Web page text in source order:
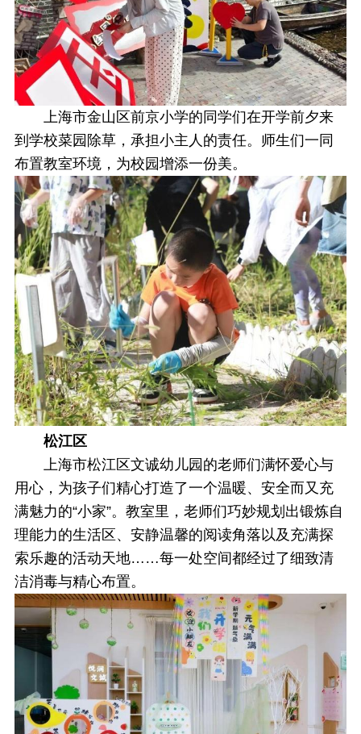
上海市金山区前京小学的同学们在开学前夕来
到学校菜园除草，承担小主人的责任。师生们一同
布置教室环境，为校园增添一份美。
松江区
上海市松江区文诚幼儿园的老师们满怀爱心与
用心，为孩子们精心打造了一个温暖、安全而又充
满魅力的“小家”。教室里，老师们巧妙规划出锻炼自
理能力的生活区、安静温馨的阅读角落以及充满探
索乐趣的活动天地……每一处空间都经过了细致清
洁消毒与精心布置。